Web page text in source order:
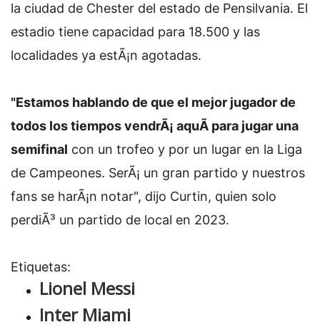
la ciudad de Chester del estado de Pensilvania. El
estadio tiene capacidad para 18.500 y las
localidades ya estÃ¡n agotadas.
"Estamos hablando de que el mejor jugador de
todos los tiempos vendrÃ¡ aquÃ­ para jugar una
semifinal con un trofeo y por un lugar en la Liga
de Campeones. SerÃ¡ un gran partido y nuestros
fans se harÃ¡n notar", dijo Curtin, quien solo
perdiÃ³ un partido de local en 2023.
Etiquetas:
Lionel Messi
Inter Miami